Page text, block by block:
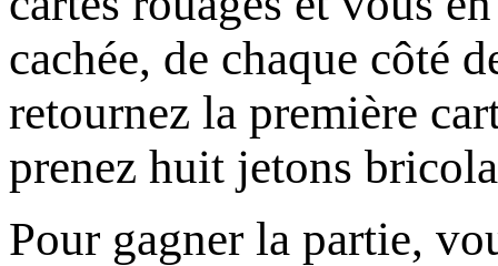
cachée, de chaque côté
retournez la première
prenez huit jetons
Pour gagner la partie,